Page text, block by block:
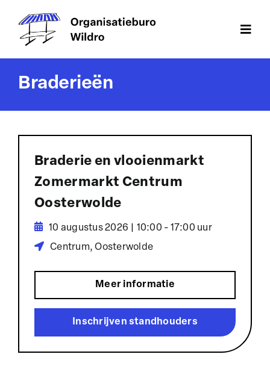
naar
inhoud
Themamarkten
Bedrijfsfeesten
Contact
Braderieën
Braderie en vlooienmarkt
Zomermarkt Centrum
Oosterwolde
10 augustus 2026 | 10:00 - 17:00 uur
Centrum, Oosterwolde
Meer informatie
Inschrijven standhouders